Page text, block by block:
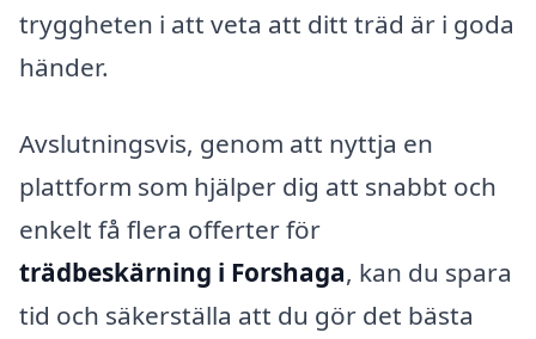
tryggheten i att veta att ditt träd är i goda
händer.
Avslutningsvis, genom att nyttja en
plattform som hjälper dig att snabbt och
enkelt få flera offerter för
trädbeskärning i Forshaga, kan du spara
tid och säkerställa att du gör det bästa